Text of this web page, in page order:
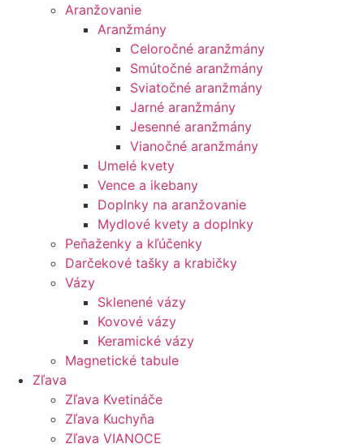
Aranžovanie
Aranžmány
Celoročné aranžmány
Smútočné aranžmány
Sviatočné aranžmány
Jarné aranžmány
Jesenné aranžmány
Vianočné aranžmány
Umelé kvety
Vence a ikebany
Doplnky na aranžovanie
Mydlové kvety a doplnky
Peňaženky a kľúčenky
Darčekové tašky a krabičky
Vázy
Sklenené vázy
Kovové vázy
Keramické vázy
Magnetické tabule
Zľava
Zľava Kvetináče
Zľava Kuchyňa
Zľava VIANOCE